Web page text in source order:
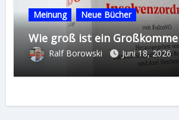
Meinung Neue Bücher
Wie groß ist ein
Ralf Borowski Juni 18, 2026